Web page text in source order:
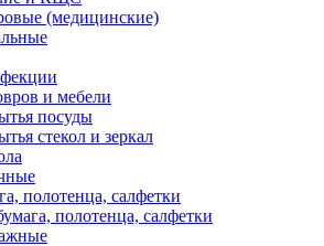
(медицинские)
и мебели
посуды
стекол и зеркал
полотенца, салфетки
полотенца, салфетки